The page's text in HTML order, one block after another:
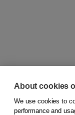
© 2026Koninklijke
About cookies
We use cookies to
performance and